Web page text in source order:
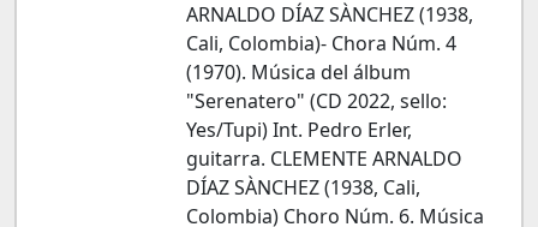
ARNALDO DÍAZ SÀNCHEZ (1938,
Cali, Colombia)- Chora Núm. 4
(1970). Música del álbum
"Serenatero" (CD 2022, sello:
Yes/Tupi) Int. Pedro Erler,
guitarra. CLEMENTE ARNALDO
DÍAZ SÀNCHEZ (1938, Cali,
Colombia) Choro Núm. 6. Música